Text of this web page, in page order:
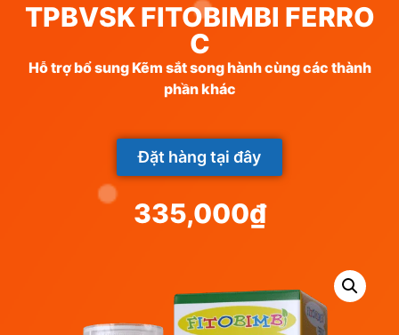
TPBVSK FITOBIMBI FERRO
C
Hỗ trợ bổ sung Kẽm sắt song hành cùng các thành
phần khác
Đặt hàng tại đây
335,000₫